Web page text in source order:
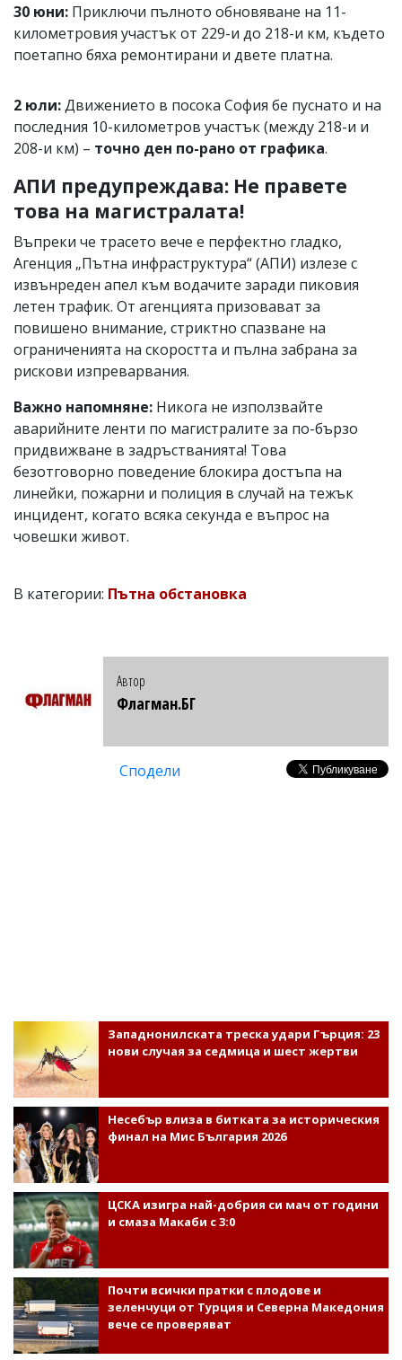
30 юни: Приключи пълното обновяване на 11-
километровия участък от 229-и до 218-и км, където
поетапно бяха ремонтирани и двете платна.
2 юли:Движението в посока София бе пуснато и на
последния 10-километров участък (между 218-и и
208-и км) – точно ден по-рано от графика.
АПИ предупреждава: Не правете
това на магистралата!
Въпреки че трасето вече е перфектно гладко,
Агенция „Пътна инфраструктура“ (АПИ) излезе с
извънреден апел към водачите заради пиковия
летен трафик. От агенцията призовават за
повишено внимание, стриктно спазване на
ограниченията на скоростта и пълна забрана за
рискови изпреварвания.
Важно напомняне: Никога не използвайте
аварийните ленти по магистралите за по-бързо
придвижване в задръстванията! Това
безотговорно поведение блокира достъпа на
линейки, пожарни и полиция в случай на тежък
инцидент, когато всяка секунда е въпрос на
човешки живот.
В категории: Пътна обстановка
Автор
Флагман.БГ
Сподели
Западнонилската треска удари Гърция: 23
нови случая за седмица и шест жертви
Несебър влиза в битката за историческия
финал на Мис България 2026
ЦСКА изигра най-добрия си мач от години
и смаза Макаби с 3:0
Почти всички пратки с плодове и
зеленчуци от Турция и Северна Македония
вече се проверяват